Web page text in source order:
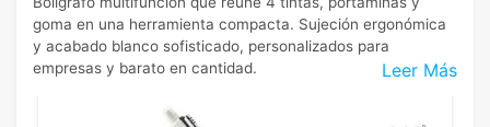
Leer Más
goma en una herramienta compacta. Sujeción ergonómica
y acabado blanco sofisticado, personalizados para
empresas y barato en cantidad.